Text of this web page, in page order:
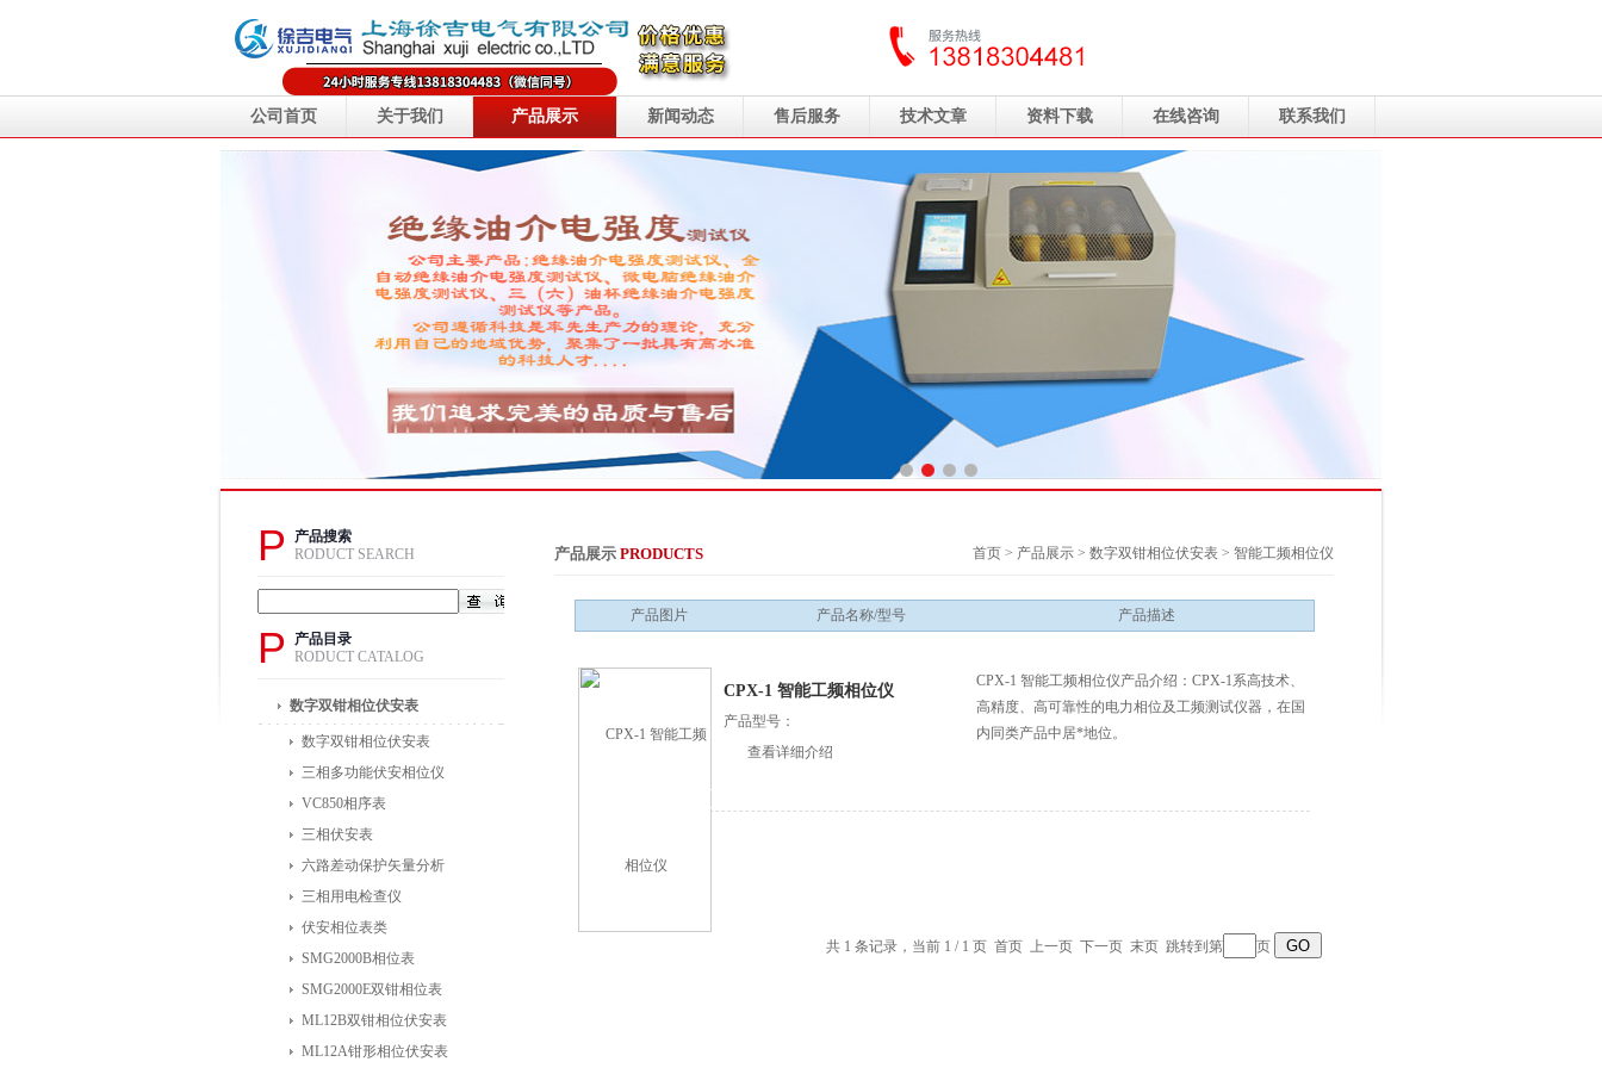
公司首页 关于我们 产品展示 新闻动态 售后服务 技术文章 资料下载 在线咨询 联系我们
P
产品搜索
RODUCT SEARCH
P
产品目录
RODUCT CATALOG
数字双钳相位伏安表
数字双钳相位伏安表
三相多功能伏安相位仪
VC850相序表
三相伏安表
六路差动保护矢量分析
三相用电检查仪
伏安相位表类
SMG2000B相位表
SMG2000E双钳相位表
ML12B双钳相位伏安表
ML12A钳形相位伏安表
产品展示 PRODUCTS 首页 > 产品展示 > 数字双钳相位伏安表 > 智能工频相位仪
产品图片 产品名称/型号 产品描述
CPX-1 智能工频相位仪
产品型号：
查看详细介绍
CPX-1 智能工频相位仪产品介绍：CPX-1系高技术、
高精度、高可靠性的电力相位及工频测试仪器，在国
内同类产品中居*地位。
共 1 条记录，当前 1 / 1 页 首页 上一页 下一页 末页 跳转到第 页